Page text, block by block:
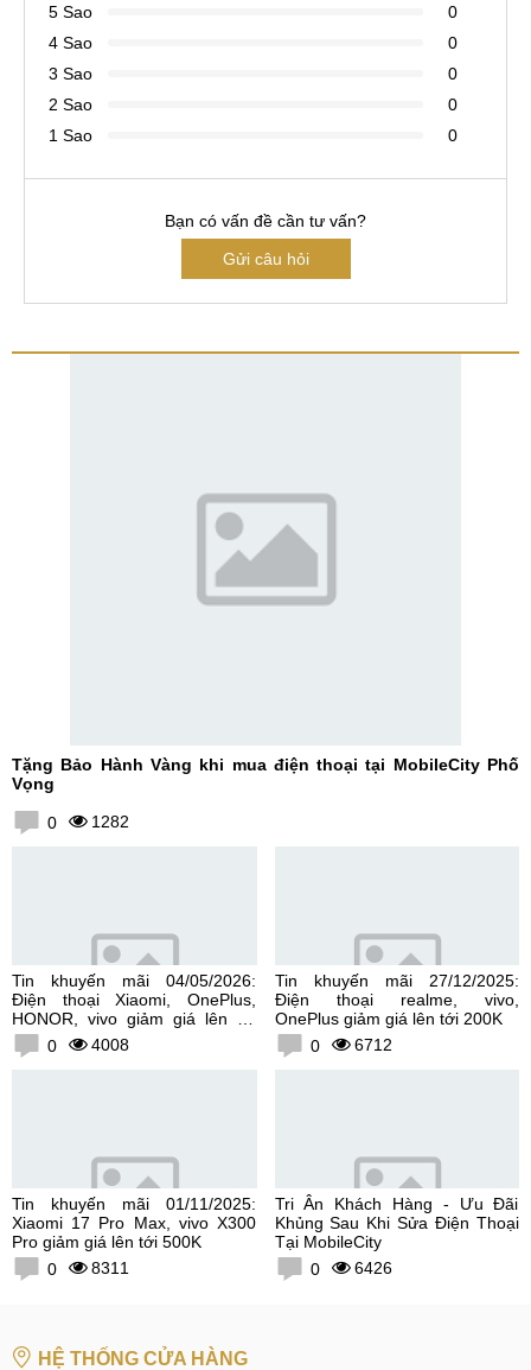
5 Sao
0
4 Sao
0
3 Sao
0
2 Sao
0
1 Sao
0
Bạn có vấn đề cần tư vấn?
Gửi câu hỏi
Tặng Bảo Hành Vàng khi mua điện thoại tại MobileCity Phố
Vọng
0 1282
Tin khuyến mãi 04/05/2026:
Điện thoại Xiaomi, OnePlus,
HONOR, vivo giảm giá lên tới
300K0 4008
Tin khuyến mãi 27/12/2025:
Điện thoại realme, vivo,
OnePlus giảm giá lên tới 200K
0
6712
Tin khuyến mãi 01/11/2025:
Xiaomi 17 Pro Max, vivo X300
Pro giảm giá lên tới 500K
0
8311
Tri Ân Khách Hàng - Ưu Đãi
Khủng Sau Khi Sửa Điện Thoại
Tại MobileCity
0
6426
HỆ THỐNG CỬA HÀNG